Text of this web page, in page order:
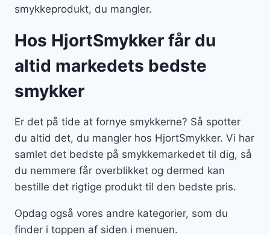
smykkeprodukt, du mangler.
Hos HjortSmykker får du
altid markedets bedste
smykker
Er det på tide at fornye smykkerne? Så spotter
du altid det, du mangler hos HjortSmykker. Vi har
samlet det bedste på smykkemarkedet til dig, så
du nemmere får overblikket og dermed kan
bestille det rigtige produkt til den bedste pris.
Opdag også vores andre kategorier, som du
finder i toppen af siden i menuen.